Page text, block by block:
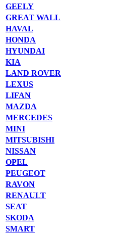
GEELY
GREAT WALL
HAVAL
HONDA
HYUNDAI
KIA
LAND ROVER
LEXUS
LIFAN
MAZDA
MERCEDES
MINI
MITSUBISHI
NISSAN
OPEL
PEUGEOT
RAVON
RENAULT
SEAT
SKODA
SMART